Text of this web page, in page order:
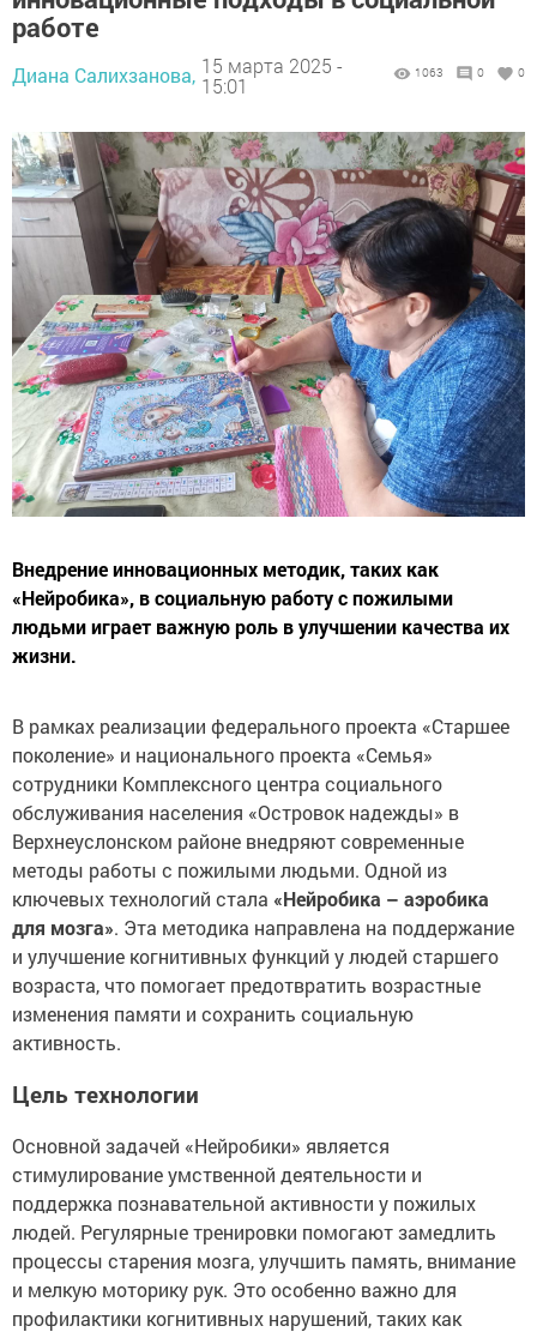
работе
Диана Салихзанова, 15 марта 2025 -
15:01
1063 0 0
Внедрение инновационных методик, таких как
«Нейробика», в социальную работу с пожилыми
людьми играет важную роль в улучшении качества их
жизни.
В рамках реализации федерального проекта «Старшее
поколение» и национального проекта «Семья»
сотрудники Комплексного центра социального
обслуживания населения «Островок надежды» в
Верхнеуслонском районе внедряют современные
методы работы с пожилыми людьми. Одной из
ключевых технологий стала «Нейробика – аэробика
для мозга». Эта методика направлена на поддержание
и улучшение когнитивных функций у людей старшего
возраста, что помогает предотвратить возрастные
изменения памяти и сохранить социальную
активность.
Цель технологии
Основной задачей «Нейробики» является
стимулирование умственной деятельности и
поддержка познавательной активности у пожилых
людей. Регулярные тренировки помогают замедлить
процессы старения мозга, улучшить память, внимание
и мелкую моторику рук. Это особенно важно для
профилактики когнитивных нарушений, таких как